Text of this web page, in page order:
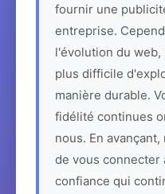
fournir une
entreprise.
l'évolution du
plus difficile
manière durable.
fidélité continues
nous. En
de vous connecter
confiance qui